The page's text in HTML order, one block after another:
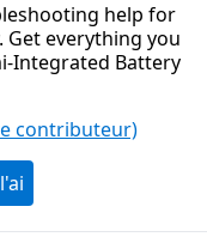
help for
Get everything you
Integrated Battery
contributeur)